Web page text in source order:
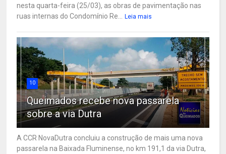
nesta quarta-feira (25/03), as obras de pavimentação nas
ruas internas do Condomínio Re...
Leia mais
10
Queimados recebe nova passarela
sobre a via Dutra
A CCR NovaDutra concluiu a construção de mais uma nova
passarela na Baixada Fluminense, no km 191,1 da via Dutra,